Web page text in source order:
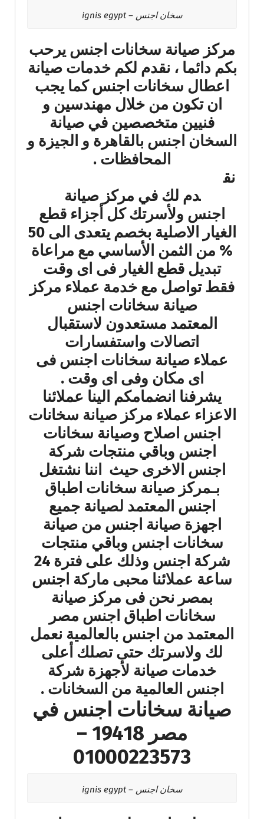
سخان اجنس – ignis egypt
مركز صيانة سخانات اجنس يرحب
بكم دائما ، نقدم لكم خدمات صيانة
اعطال سخانات اجنس كما يجب
ان تكون من خلال مهندسين و
فنيين متخصصين في صيانة
السخان اجنس بالقاهرة و الجيزة و
المحافظات .
نق
دم لك في مركز صيانة
اجنس ولأسرتك كل أجزاء قطع
الغيار الاصلية بخصم يتعدى الى 50
% من الثمن الأساسي مع مراعاة
تبديل قطع الغيار فى اى وقت
فقط تواصل مع خدمة عملاء مركز
صيانة سخانات اجنس
المعتمد مستعدون لاستقبال
اتصالات واستفسارات
عملاء صيانة سخانات اجنس فى
اى مكان وفى اى وقت .
يشرفنا انضمامكم الينا عملائنا
الاعزاء عملاء مركز صيانة سخانات
اجنس اصلاح وصيانة سخانات
اجنس وباقي منتجات شركة
اجنس الاخرى حيث اننا نشتغل
بـمركز صيانة سخانات اطباق
اجنس المعتمد لصيانة جميع
اجهزة صيانة اجنس من صيانة
سخانات اجنس وباقي منتجات
شركة اجنس وذلك على فترة 24
ساعة عملائنا محبى ماركة اجنس
بمصر نحن فى مركز صيانة
سخانات اطباق اجنس مصر
المعتمد من اجنس بالعالمية نعمل
لك ولاسرتك حتى تصلك أعلى
خدمات صيانة لأجهزة شركة
اجنس العالمية من السخانات .
صيانة سخانات اجنس في
مصر 19418 –
01000223573
سخان اجنس – ignis egypt